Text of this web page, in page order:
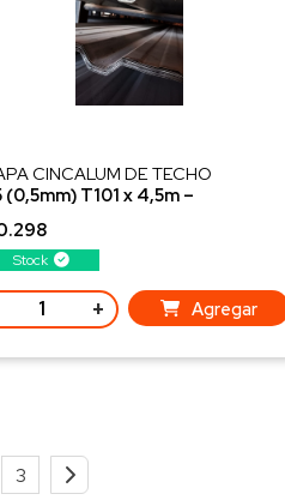
Stock
CINCALUM DE TECHO
(0,5mm) T101 x 4,5m –
2DA
+ Agregar
3